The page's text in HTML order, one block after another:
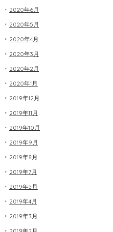
2020年6月
2020年5月
2020年4月
2020年3月
2020年2月
2020年1月
2019年12月
2019年11月
2019年10月
2019年9月
2019年8月
2019年7月
2019年5月
2019年4月
2019年3月